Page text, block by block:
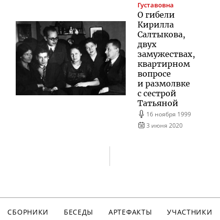
Густавовна
О гибели
Кирилла
Салтыкова,
двух
замужествах,
квартирном
вопросе
и размолвке
с сестрой
Татьяной
16 ноября 1999
3 июня 2020
СБОРНИКИ БЕСЕДЫ АРТЕФАКТЫ
УЧАСТНИКИ